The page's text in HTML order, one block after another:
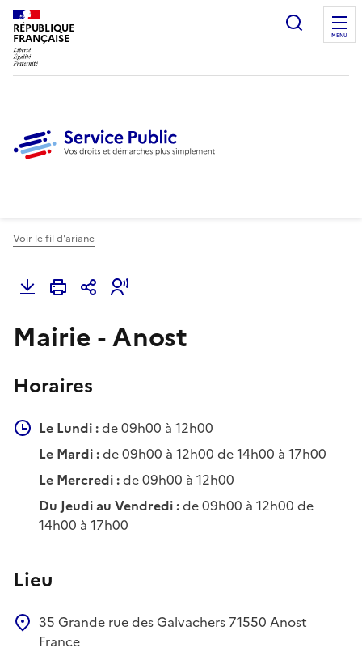
RÉPUBLIQUE
FRANÇAISE
Ouvrir
MENU
Voir le fil d'ariane
Mairie - Anost
Horaires
Le Lundi :de 09h00 à 12h00
Le Mardi :de 09h00 à 12h00 de 14h00 à 17h00
Le Mercredi :de 09h00 à 12h00
Du Jeudi au Vendredi :de 09h00 à 12h00 de
14h00 à 17h00
Lieu
35 Grande rue des Galvachers 71550 Anost
France